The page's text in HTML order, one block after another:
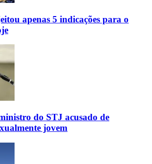
apenas 5 indicações para o
do STJ acusado de
jovem